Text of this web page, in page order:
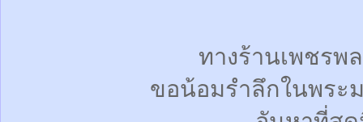
ทางร้านเพชรพ
ขอน้อมรำลึกในพร